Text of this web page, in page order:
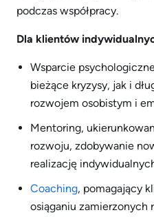
podczas współpracy.
Dla klientów
Wsparcie
bieżące kryzysy, jak i
rozwojem osobistym i
Mentoring,
rozwoju, zdobywanie
realizację
Coaching, pomagający
osiąganiu